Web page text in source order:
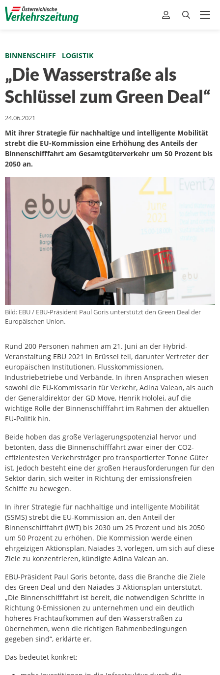
BINNENSCHIFF LOGISTIK
„Die Wasserstraße als
Schlüssel zum Green Deal“
24.06.2021
Mit ihrer Strategie für nachhaltige und intelligente Mobilität
strebt die EU-Kommission eine Erhöhung des Anteils der
Binnenschifffahrt am Gesamtgüterverkehr um 50 Prozent bis
2050 an.
Bild: EBU / EBU-Präsident Paul Goris unterstützt den Green Deal der
Europäischen Union.
Rund 200 Personen nahmen am 21. Juni an der Hybrid-
Veranstaltung EBU 2021 in Brüssel teil, darunter Vertreter der
europäischen Institutionen, Flusskommissionen,
Industriebetriebe und Verbände. In ihren Ansprachen wiesen
sowohl die EU-Kommissarin für Verkehr, Adina Valean, als auch
der Generaldirektor der GD Move, Henrik Hololei, auf die
wichtige Rolle der Binnenschifffahrt im Rahmen der aktuellen
EU-Politik hin.
Beide hoben das große Verlagerungspotenzial hervor und
betonten, dass die Binnenschifffahrt zwar einer der CO2-
effizientesten Verkehrsträger pro transportierter Tonne Güter
ist. Jedoch besteht eine der großen Herausforderungen für den
Sektor darin, sich weiter in Richtung der emissionsfreien
Schiffe zu bewegen.
In ihrer Strategie für nachhaltige und intelligente Mobilität
(SSMS) strebt die EU-Kommission an, den Anteil der
Binnenschifffahrt (IWT) bis 2030 um 25 Prozent und bis 2050
um 50 Prozent zu erhöhen. Die Kommission werde einen
ehrgeizigen Aktionsplan, Naiades 3, vorlegen, um sich auf diese
Ziele zu konzentrieren, kündigte Adina Valean an.
EBU-Präsident Paul Goris betonte, dass die Branche die Ziele
des Green Deal und den Naiades 3-Aktionsplan unterstützt.
„Die Binnenschifffahrt ist bereit, die notwendigen Schritte in
Richtung 0-Emissionen zu unternehmen und ein deutlich
höheres Frachtaufkommen auf den Wasserstraßen zu
übernehmen, wenn die richtigen Rahmenbedingungen
gegeben sind“, erklärte er.
Das bedeutet konkret: